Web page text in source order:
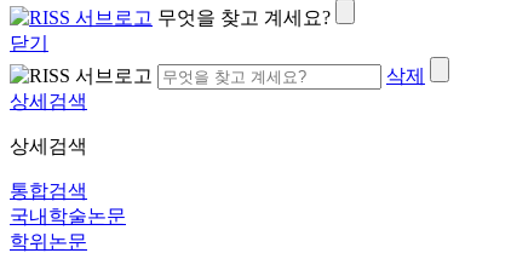
무엇을 찾고 계세요?
닫기
삭제
상세검색
상세검색
통합검색
국내학술논문
학위논문